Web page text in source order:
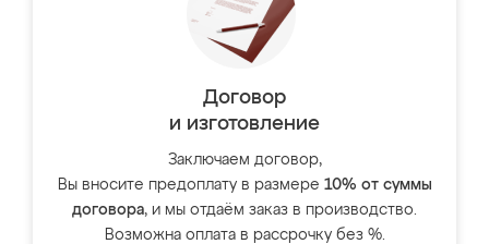
Договор
и изготовление
Заключаем договор,
Вы вносите предоплату в размере 10% от суммы
договора, и мы отдаём заказ в производство.
Возможна оплата в рассрочку без %.